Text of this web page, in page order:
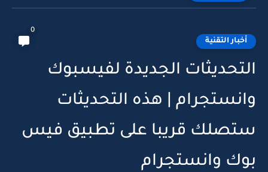
أخبار التقنية
0
التحديثات الجديدة لفيسبوك
وانستجرام | هذه التحديثات
ستصلك قريبا على تطبيق فيس
بوك وانستجرام